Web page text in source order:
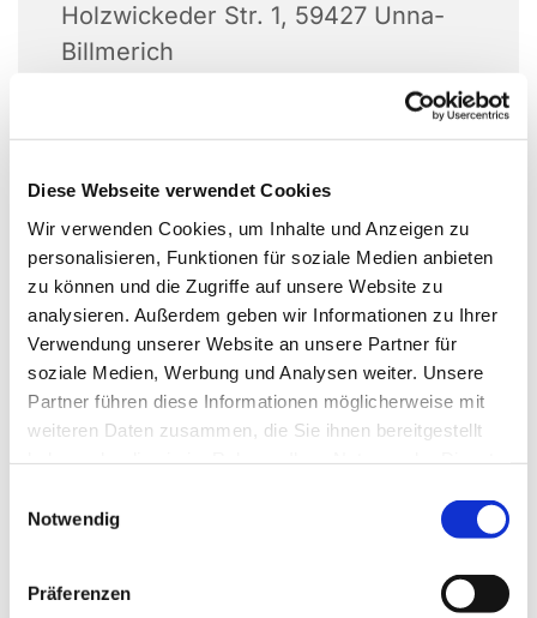
Diese Webseite verwendet Cookies
Wir verwenden Cookies, um Inhalte und Anzeigen zu
personalisieren, Funktionen für soziale Medien anbieten
zu können und die Zugriffe auf unsere Website zu
analysieren. Außerdem geben wir Informationen zu Ihrer
Verwendung unserer Website an unsere Partner für
soziale Medien, Werbung und Analysen weiter. Unsere
Partner führen diese Informationen möglicherweise mit
weiteren Daten zusammen, die Sie ihnen bereitgestellt
Notwendig
Präferenzen
Holzwickeder Str. 1, 59427 Unna-
Billmerich